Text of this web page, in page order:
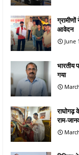
आवेदन
June
भारतीय
गया
राघोगढ़
राम-